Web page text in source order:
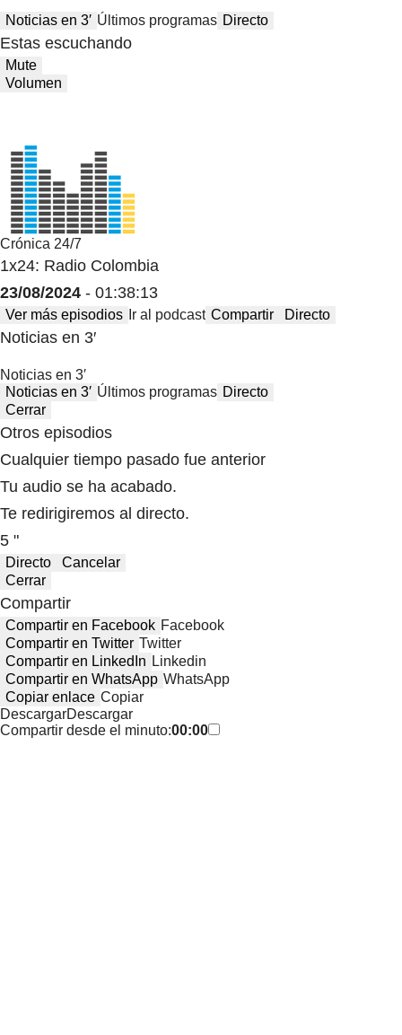
Noticias en 3′ Últimos programas Directo
Estas escuchando
Mute
Volumen
Crónica 24/7
1x24: Radio Colombia
23/08/2024 - 01:38:13
Ver más episodios Ir al podcast Compartir Directo
Noticias en 3′
Noticias en 3′
Noticias en 3′ Últimos programas Directo
Cerrar
Otros episodios
Cualquier tiempo pasado fue anterior
Tu audio se ha acabado.
Te redirigiremos al directo.
5 "
Directo
Cancelar
Cerrar
Compartir
Compartir en Facebook Facebook
Compartir en Twitter Twitter
Compartir en LinkedIn Linkedin
Compartir en WhatsApp WhatsApp
Copiar enlace Copiar
DescargarDescargar
Compartir desde el minuto:00:00